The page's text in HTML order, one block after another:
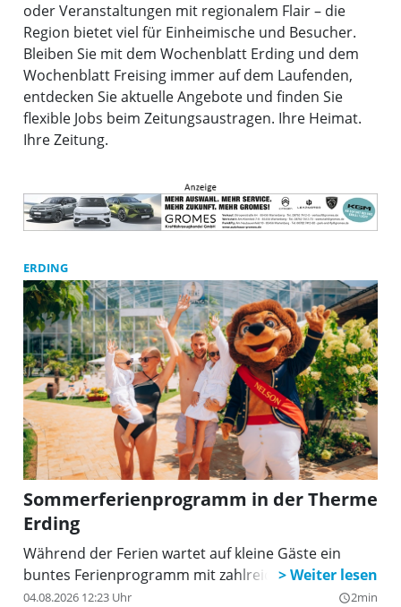
oder Veranstaltungen mit regionalem Flair – die
Region bietet viel für Einheimische und Besucher.
Bleiben Sie mit dem Wochenblatt Erding und dem
Wochenblatt Freising immer auf dem Laufenden,
entdecken Sie aktuelle Angebote und finden Sie
flexible Jobs beim Zeitungsaustragen. Ihre Heimat.
Ihre Zeitung.
ERDING
Sommerferienprogramm in der Therme
Erding
Während der Ferien wartet auf kleine Gäste ein
buntes Ferienprogramm mit zahlreichen Highlights.
04.08.2026 12:23 Uhr query_builder2min